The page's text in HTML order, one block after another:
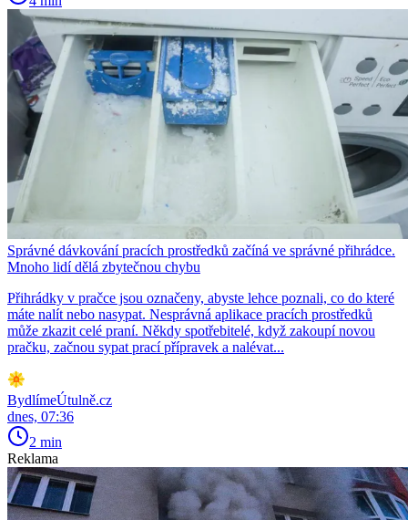
Správné dávkování pracích prostředků začíná ve správné přihrádce.
Mnoho lidí dělá zbytečnou chybu
Přihrádky v pračce jsou označeny, abyste lehce poznali, co do které
máte nalít nebo nasypat. Nesprávná aplikace pracích prostředků
může zkazit celé praní. Někdy spotřebitelé, když zakoupí novou
pračku, začnou sypat prací přípravek a nalévat...
BydlímeÚtulně.cz
dnes, 07:36
2 min
Reklama